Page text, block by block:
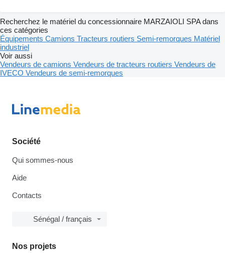
Recherchez le matériel du concessionnaire MARZAIOLI SPA dans
ces catégories
Équipements Camions Tracteurs routiers Semi-remorques Matériel
industriel
Voir aussi
Vendeurs de camions Vendeurs de tracteurs routiers Vendeurs de
IVECO Vendeurs de semi-remorques
Société
Qui sommes-nous
Aide
Contacts
Sénégal / français
Nos projets